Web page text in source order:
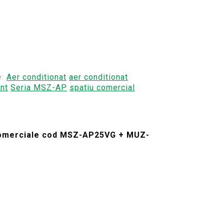
Aer conditionat aer conditionat
Seria MSZ-AP spatiu comercial
cod MSZ-AP25VG + MUZ-